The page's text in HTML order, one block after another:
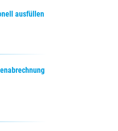
ausfüllen